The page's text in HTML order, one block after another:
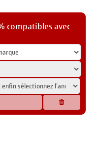
compatibles avec